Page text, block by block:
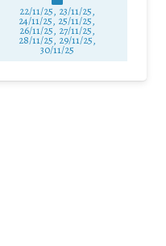
22/11/25, 23/11/25,
24/11/25, 25/11/25,
26/11/25, 27/11/25,
28/11/25, 29/11/25,
30/11/25